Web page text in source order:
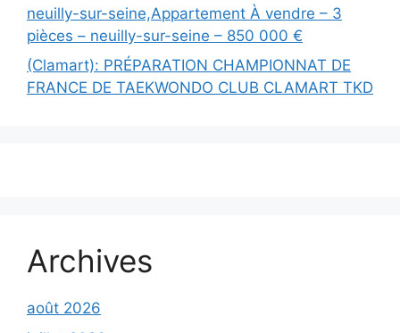
neuilly-sur-seine,Appartement À vendre – 3
pièces – neuilly-sur-seine – 850 000 €
(Clamart): PRÉPARATION CHAMPIONNAT DE
FRANCE DE TAEKWONDO CLUB CLAMART TKD
Archives
août 2026